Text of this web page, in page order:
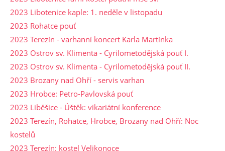
2023 Libotenice kaple: 1. neděle v listopadu
2023 Rohatce pouť
2023 Terezín - varhanní koncert Karla Martínka
2023 Ostrov sv. Klimenta - Cyrilometodějská pouť I.
2023 Ostrov sv. Klimenta - Cyrilometodějská pouť II.
2023 Brozany nad Ohří - servis varhan
2023 Hrobce: Petro-Pavlovská pouť
2023 Liběšice - Úštěk: vikariátní konference
2023 Terezín, Rohatce, Hrobce, Brozany nad Ohří: Noc
kostelů
2023 Terezín: kostel Velikonoce